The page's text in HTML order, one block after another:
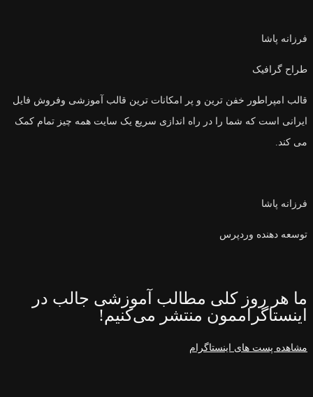
فرزانه پاشا
طراح گرافیک
قالب امپراطور خفن ترین و پر امکانات ترین قالب آموزشی وفروش فایل
ایرانی است که شما را در راه اندازی سریع یک سایت همه چیز تمام کمک
می کند.
فرزانه پاشا
توسعه دهنده وردپرس
ما هر روز کلی مطالب آموزشی جالب در
اینستاگراممون منتشر می‌کنیم!
مشاهده پست های اینستاگرام